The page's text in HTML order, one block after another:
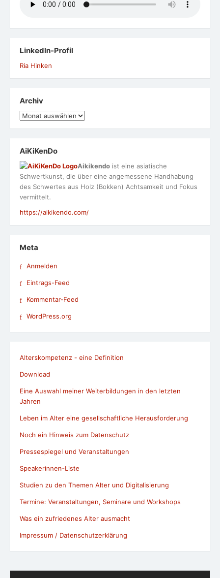
LinkedIn-Profil
Ria Hinken
Archiv
Archiv
AiKiKenDo
Aikikendo ist eine asiatische
Schwertkunst, die über eine angemessene Handhabung
des Schwertes aus Holz (Bokken) Achtsamkeit und Fokus
vermittelt.
https://aikikendo.com/
Meta
Anmelden
Eintrags-Feed
Kommentar-Feed
WordPress.org
Alterskompetenz - eine Definition
Download
Eine Auswahl meiner Weiterbildungen in den letzten
Jahren
Leben im Alter eine gesellschaftliche Herausforderung
Noch ein Hinweis zum Datenschutz
Pressespiegel und Veranstaltungen
Speakerinnen-Liste
Studien zu den Themen Alter und Digitalisierung
Termine: Veranstaltungen, Seminare und Workshops
Was ein zufriedenes Alter ausmacht
Impressum / Datenschutzerklärung